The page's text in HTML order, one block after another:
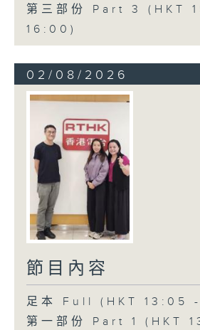
第三部份 Part 3 (HKT
16:00)
02/08/2026
節目內容
足本 Full (HKT 13:05
第一部份 Part 1 (HKT